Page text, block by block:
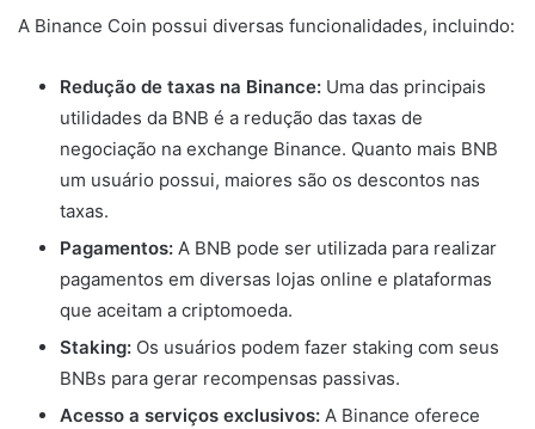
A Binance Coin possui diversas funcionalidades, incluindo:
Redução de taxas na Binance: Uma das principais
utilidades da BNB é a redução das taxas de
negociação na exchange Binance. Quanto mais BNB
um usuário possui, maiores são os descontos nas
taxas.
Pagamentos: A BNB pode ser utilizada para realizar
pagamentos em diversas lojas online e plataformas
que aceitam a criptomoeda.
Staking: Os usuários podem fazer staking com seus
BNBs para gerar recompensas passivas.
Acesso a serviços exclusivos: A Binance oferece